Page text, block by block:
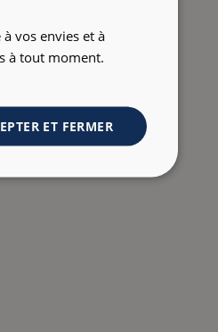
vos envies et à
à tout moment.
ET FERMER